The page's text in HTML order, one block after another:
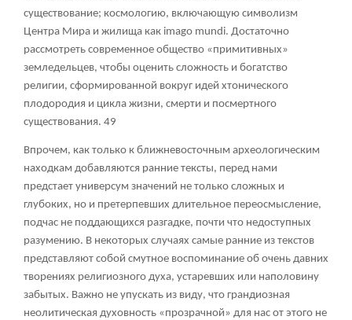
существование; космологию, включающую символизм
Центра Мира и жилища как imago mundi. Достаточно
рассмотреть современное общество «примитивных»
земледельцев, чтобы оценить сложность и богатство
религии, сформированной вокруг идей хтонического
плодородия и цикла жизни, смерти и посмертного
существования. 49
Впрочем, как только к ближневосточным археологическим
находкам добавляются ранние тексты, перед нами
предстает универсум значений не только сложных и
глубоких, но и претерпевших длительное переосмысление,
подчас не поддающихся разгадке, почти что недоступных
разумению. В некоторых случаях самые ранние из текстов
представляют собой смутное воспоминание об очень давних
творениях религиозного духа, устаревших или наполовину
забытых. Важно не упускать из виду, что грандиозная
неолитическая духовность «прозрачной» для нас от этого не